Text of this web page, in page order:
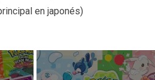
en japonés)